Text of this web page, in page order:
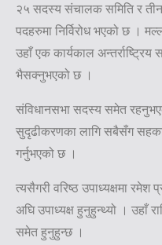
२५ सदस्य संचालक समिति र
पदहरुमा निर्विरोध भएको छ ।
उहाँ एक कार्यकाल
भैसक्नुभएको छ ।
संविधानसभा सदस्य समेत
सुदृढीकरणका लागि सबैसँग
गर्नुभएको छ ।
त्यसैगरी वरिष्ठ उपाध्यक्षमा
अघि उपाध्यक्ष हुनुहुन्थ्यो । उहाँ
समेत हुनुहुन्छ ।